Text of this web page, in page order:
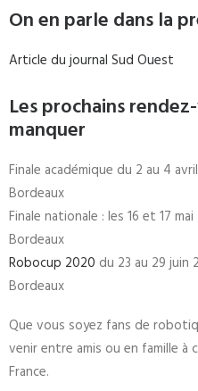
On en parle dans la
Article du journal Sud Ouest
Les prochains
manquer
Finale académique du 2 au 4
Bordeaux
Finale nationale : les 16 et 17
Bordeaux
Robocup 2020 du 23 au 29 juin
Bordeaux
Que vous soyez fans de
venir entre amis ou en famille à
France.